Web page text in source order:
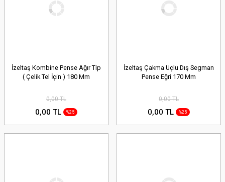
İzeltaş Kombine Pense Ağır Tip
( Çelik Tel İçin ) 180 Mm
0,00 TL
0,00 TL %25
İzeltaş Çakma Uçlu Dış Segman
Pense Eğri 170 Mm
0,00 TL
0,00 TL %25